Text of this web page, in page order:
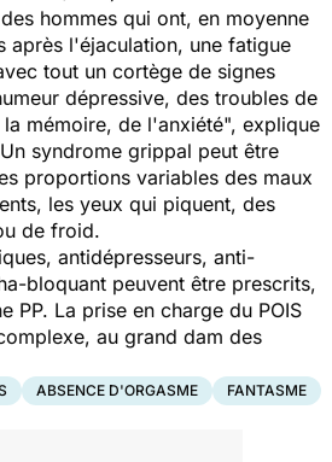
hommes qui ont, en moyenne
après l'éjaculation, une fatigue
tout un cortège de signes
dépressive, des troubles de
mémoire, de l'anxiété", explique
syndrome grippal peut être
proportions variables des maux
les yeux qui piquent, des
de froid.
antidépresseurs, anti-
bloquant peuvent être prescrits,
PP. La prise en charge du POIS
au grand dam des
ABSENCE D'ORGASME FANTASME